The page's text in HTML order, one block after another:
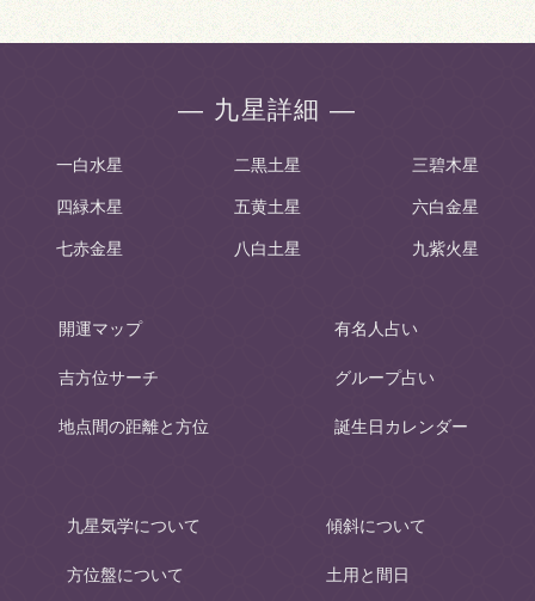
― 九星詳細 ―
一白水星 二黒土星 三碧木星
四緑木星 五黄土星 六白金星
七赤金星 八白土星 九紫火星
開運マップ
吉方位サーチ
地点間の距離と方位
有名人占い
グループ占い
誕生日カレンダー
九星気学について
方位盤について
傾斜について
土用と間日